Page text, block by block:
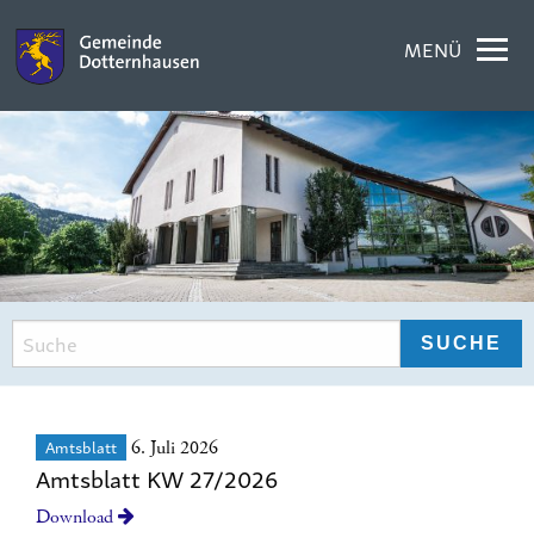
MENÜ
Amtsblatt 6. Juli 2026
Amtsblatt KW 27/2026
Download